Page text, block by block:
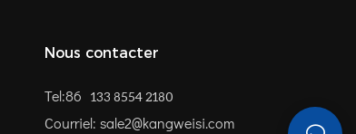
Nous contacter
Tel:86 133 8554 2180
Courriel: sale2@kangweisi.com